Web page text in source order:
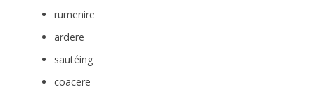
rumenire
ardere
sautéing
coacere